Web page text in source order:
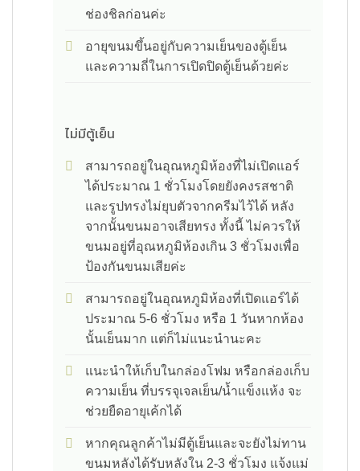
ช่องชิลก่อนค่ะ
อายุขนมขึ้นอยู่กับความเย็นของตู้เย็น
และความถี่ในการเปิดปิดตู้เย็นด้วยค่ะ
ไม่มีตู้เย็น
สามารถอยู่ในอุณหภูมิห้องที่ไม่เปิดแอร์
ได้ประมาณ 1 ชั่วโมงโดยยังคงรสชาติ
และรูปทรงไม่ยุบตัวจากครีมไว้ได้ หลัง
จากนั้นขนมอาจเสียทรง ทั้งนี้ ไม่ควรให้
ขนมอยู่ที่อุณหภูมิห้องเกิน 3 ชั่วโมงเพื่อ
ป้องกันขนมเสียค่ะ
สามารถอยู่ในอุณหภูมิห้องที่เปิดแอร์ได้
ประมาณ 5-6 ชั่วโมง หรือ 1 วันหากห้อง
นั้นเย็นมาก แต่ก็ไม่แนะนำนะคะ
แนะนำให้เก็บในกล่องโฟม หรือกล่องเก็บ
ความเย็น ที่บรรจุเจลเย็น/น้ำแข็งแห้ง จะ
ช่วยยืดอายุเค้กได้
หากคุณลูกค้าไม่มีตู้เย็นและจะยังไม่ทาน
ขนมหลังได้รับหลังใน 2-3 ชั่วโมง แจ้งแม่